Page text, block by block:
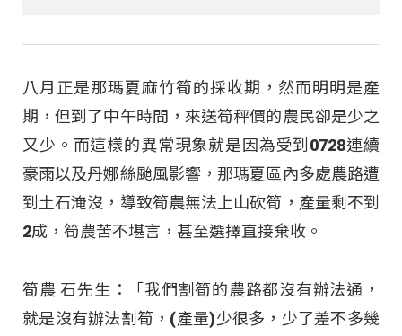
八月正是那瑪夏麻竹筍的採收期，然而明明是產
期，但到了中午時間，來送筍秤價的農民卻是少之
又少。而這樣的異常現象就是因為受到0728連續
豪雨以及丹娜絲颱風影響，那瑪夏區內多處農路遭
到土石淹沒，導致筍農無法上山砍筍，產量剩不到
2成，筍農苦不堪言，甚至選擇直接棄收。
筍農 石先生：「我們割筍的農路都沒有辦法通，
就是沒有辦法割筍，(產量)少很多，少了差不多幾